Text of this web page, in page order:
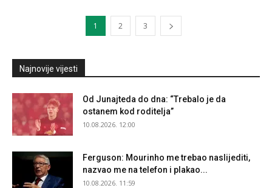
1 2 3
Najnovije vijesti
Od Junajteda do dna: “Trebalo je da
ostanem kod roditelja”
10.08.2026. 12:00
Ferguson: Mourinho me trebao naslijediti,
nazvao me na telefon i plakao...
10.08.2026. 11:59